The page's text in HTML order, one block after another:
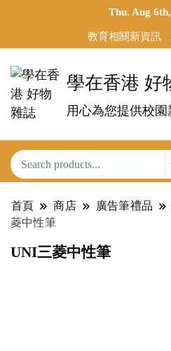
Thu. Aug
教育相關新資訊
學在香港 好
用心為您提供校園
首頁 商店 廣告筆禮品
菱中性筆
UNI三菱中性筆